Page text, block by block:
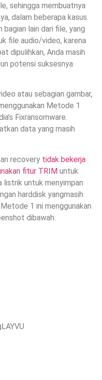
sehingga membuatnya
dalam beberapa kasus
bagian lain dari file, yang
file audio/video, karena
dipulihkan, Anda masih
potensi suksesnya
atau sebagian gambar,
Metode 1
Fixransomware.
data yang masih
recovery tidak bekerja
fitur TRIM untuk
listrik untuk menyimpan
harddisk yangmasih
1 ini menggunakan
dibawah: